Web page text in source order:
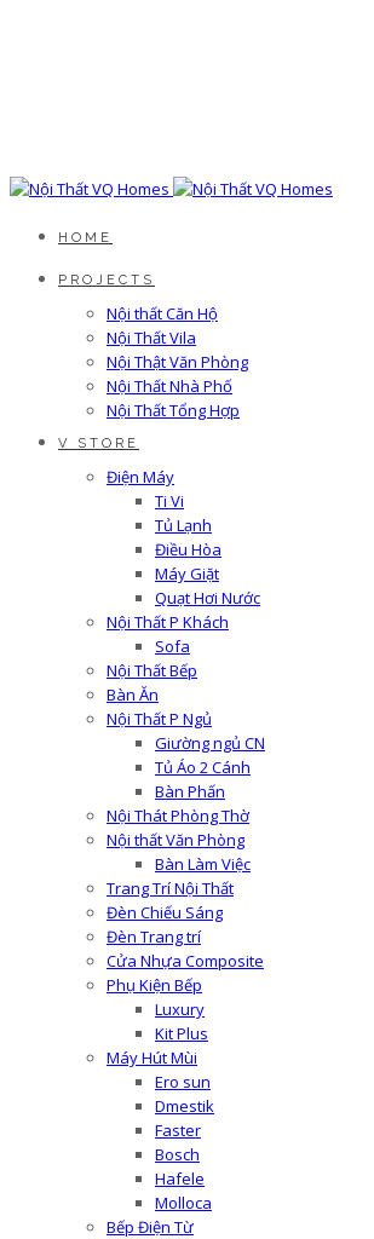
HOME
PROJECTS
Nội thất Căn Hộ
Nội Thất Vila
Nội Thật Văn Phòng
Nội Thất Nhà Phố
Nội Thất Tổng Hợp
V STORE
Điện Máy
Ti Vi
Tủ Lạnh
Điều Hòa
Máy Giặt
Quạt Hơi Nước
Nội Thất P Khách
Sofa
Nội Thất Bếp
Bàn Ăn
Nội Thất P Ngủ
Giường ngủ CN
Tủ Áo 2 Cánh
Bàn Phấn
Nội Thát Phòng Thờ
Nội thất Văn Phòng
Bàn Làm Việc
Trang Trí Nội Thất
Đèn Chiếu Sáng
Đèn Trang trí
Cửa Nhựa Composite
Phụ Kiện Bếp
Luxury
Kit Plus
Máy Hút Mùi
Ero sun
Dmestik
Faster
Bosch
Hafele
Molloca
Bếp Điện Từ